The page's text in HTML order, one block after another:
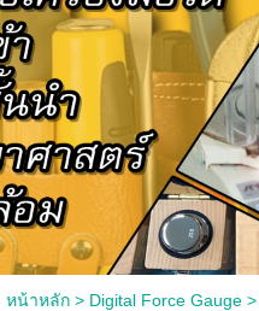
หน้าหลัก> Digital Force Gauge>